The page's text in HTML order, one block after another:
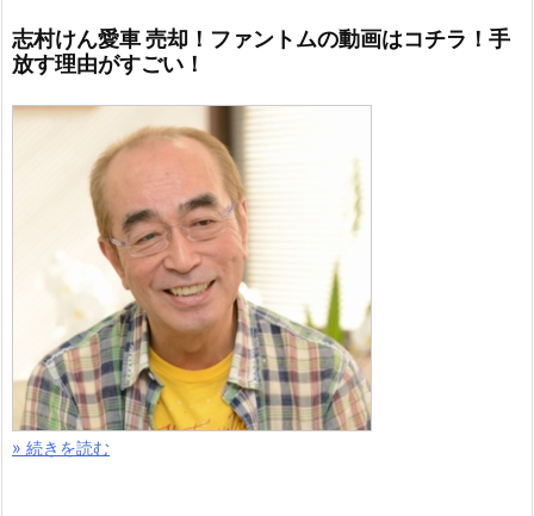
志村けん愛車 売却！ファントムの動画はコチラ！手
放す理由がすごい！
» 続きを読む